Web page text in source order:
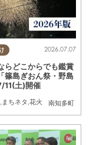
多町 南知多町
2026.07.07
らどこからでも鑑賞
篠島ぎおん祭・野島
11(土)開催
, まちネタ ,花火